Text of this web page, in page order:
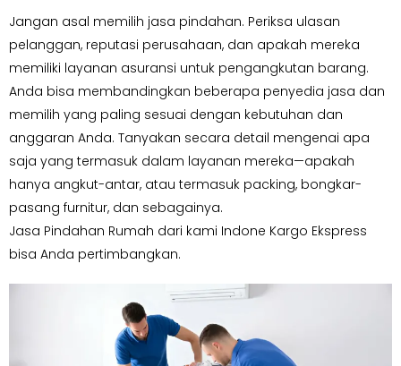
Jangan asal memilih jasa pindahan. Periksa ulasan
pelanggan, reputasi perusahaan, dan apakah mereka
memiliki layanan asuransi untuk pengangkutan barang.
Anda bisa membandingkan beberapa penyedia jasa dan
memilih yang paling sesuai dengan kebutuhan dan
anggaran Anda. Tanyakan secara detail mengenai apa
saja yang termasuk dalam layanan mereka—apakah
hanya angkut-antar, atau termasuk packing, bongkar-
pasang furnitur, dan sebagainya.
Jasa Pindahan Rumah dari kami Indone Kargo Ekspress
bisa Anda pertimbangkan.